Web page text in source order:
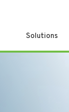
Solutions